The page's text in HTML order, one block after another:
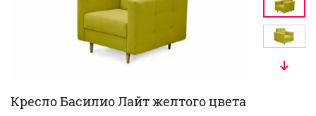
Кресло Басилио Лайт желтого цвета